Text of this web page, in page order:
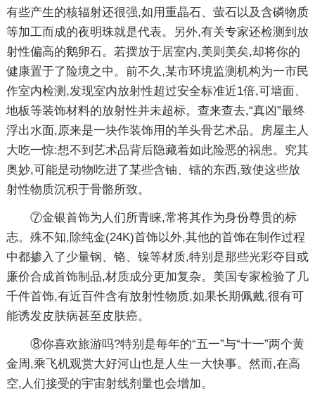
有些产生的核辐射还很强,如用重晶石、萤石以及含磷物质
等加工而成的夜明珠就是代表。另外,有关专家还检测到放
射性偏高的鹅卵石。若摆放于居室内,美则美矣,却将你的
健康置于了险境之中。前不久,某市环境监测机构为一市民
作室内检测,发现室内放射性超过安全标准近1倍,可墙面、
地板等装饰材料的放射性并未超标。查来查去,“真凶”最终
浮出水面,原来是一块作装饰用的羊头骨艺术品。房屋主人
大吃一惊:想不到艺术品背后隐藏着如此险恶的祸患。究其
奥妙,可能是动物吃进了某些含铀、镭的东西,致使这些放
射性物质沉积于骨骼所致。
⑦金银首饰为人们所青睐,常将其作为身份尊贵的标
志。殊不知,除纯金(24K)首饰以外,其他的首饰在制作过程
中都掺入了少量钢、铬、镍等材质,特别是那些光彩夺目或
廉价合成首饰制品,材质成分更加复杂。美国专家检验了几
千件首饰,有近百件含有放射性物质,如果长期佩戴,很有可
能诱发皮肤病甚至皮肤癌。
⑧你喜欢旅游吗?特别是每年的“五一”与“十一”两个黄
金周,乘飞机观赏大好河山也是人生一大快事。然而,在高
空,人们接受的宇宙射线剂量也会增加。